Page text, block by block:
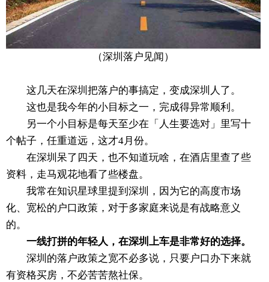
（深圳落户见闻）
这几天在深圳把落户的事搞定，变成深圳人了。
这也是我今年的小目标之一，完成得异常顺利。
另一个小目标是每天至少在「人生要选对」里写十
个帖子，任重道远，这才4月份。
在深圳呆了四天，也不知道玩啥，在酒店里查了些
资料，走马观花地看了些楼盘。
我常在知识星球里提到深圳，因为它的高度市场
化、宽松的户口政策，对于多家庭来说是有战略意义
的。
一线打拼的年轻人，在深圳上车是非常好的选择。
深圳的落户政策之宽不必多说，只要户口办下来就
有资格买房，不必苦苦熬社保。